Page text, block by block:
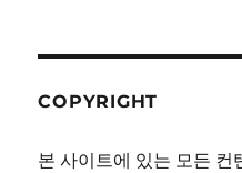
COPYRIGHT
본 사이트에 있는 모든